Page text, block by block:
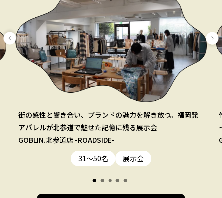
街の感性と響き合い、ブランドの魅力を解き放つ。福岡発
アパレルが北参道で魅せた記憶に残る展示会
GOBLIN.北参道店 -ROADSIDE-
31〜50名
展示会